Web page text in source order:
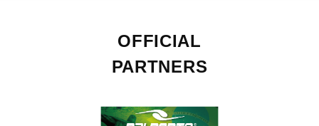
OFFICIAL
PARTNERS